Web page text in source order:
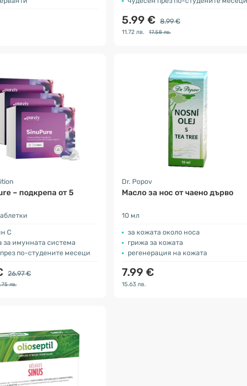
5.99 € 8.99 €
11.72 лв. 17.58 лв.
– подкрепа от 5
С
за имунната система
по-студените месеци
26.97 €
лв.
Dr. Popov
Масло за нос от чаено дърво
10 мл
за кожата около носа
грижа за кожата
регенерация на кожата
7.99 €
15.63 лв.